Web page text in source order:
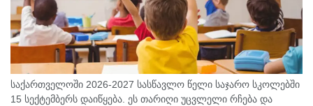
საქართველოში 2026-2027 სასწავლო წელი საჯარო სკოლებში
15 სექტემბერს დაიწყება. ეს თარიღი უცვლელი რჩება და